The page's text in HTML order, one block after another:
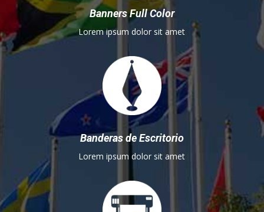
Banners Full Color
Lorem ipsum dolor sit amet
Banderas de Escritorio
Lorem ipsum dolor sit amet